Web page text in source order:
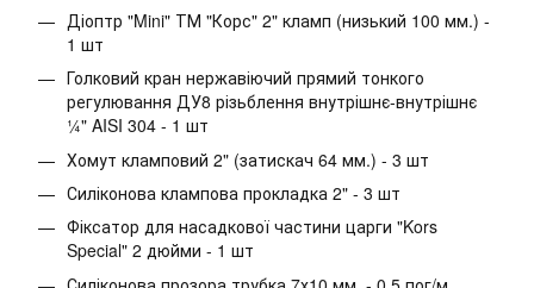
Діоптр "Mini" ТМ "Корс" 2" кламп (низький 100 мм.) -
1 шт
Голковий кран нержавіючий прямий тонкого
регулювання ДУ8 різьблення внутрішнє-внутрішнє
¼" AISI 304 - 1 шт
Хомут кламповий 2" (затискач 64 мм.) - 3 шт
Силіконова клампова прокладка 2" - 3 шт
Фіксатор для насадкової частини царги "Kors
Special" 2 дюйми - 1 шт